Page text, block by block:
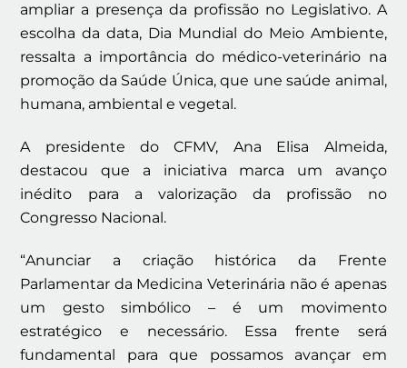
ampliar a presença da profissão no Legislativo. A
escolha da data, Dia Mundial do Meio Ambiente,
ressalta a importância do médico-veterinário na
promoção da Saúde Única, que une saúde animal,
humana, ambiental e vegetal.
A presidente do CFMV, Ana Elisa Almeida,
destacou que a iniciativa marca um avanço
inédito para a valorização da profissão no
Congresso Nacional.
“Anunciar a criação histórica da Frente
Parlamentar da Medicina Veterinária não é apenas
um gesto simbólico – é um movimento
estratégico e necessário. Essa frente será
fundamental para que possamos avançar em